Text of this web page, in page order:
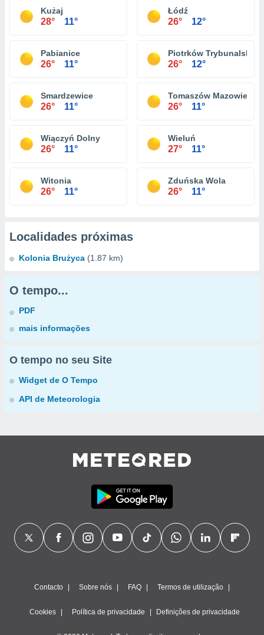
Kużaj
28° 11°
Łódź
26° 12°
Pabianice
26° 11°
Piotrków Trybunalski
26° 12°
Smardzewice
26° 11°
Tomaszów Mazowiecki
26° 11°
Wiączyń Dolny
26° 11°
Wieluń
27° 11°
Witonia
26° 11°
Zduńska Wola
26° 11°
Localidades próximas
Kolonia Brużyca (1.87 km)
O tempo...
PDF
mais informações
O tempo no seu Site
Widget de O Tempo
API de Meteorologia
Contacto Sobre nós FAQ Termos de utilização
Cookies Política de privacidade Definições de privacidade